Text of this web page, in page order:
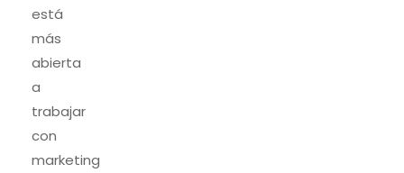
está
más
abierta
a
trabajar
con
marketing